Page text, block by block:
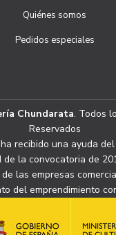
Quiénes somos
Pedidos especiales
Chundarata. Todos
Reservados
recibido una ayuda
la convocatoria de
las empresas
del emprendimiento